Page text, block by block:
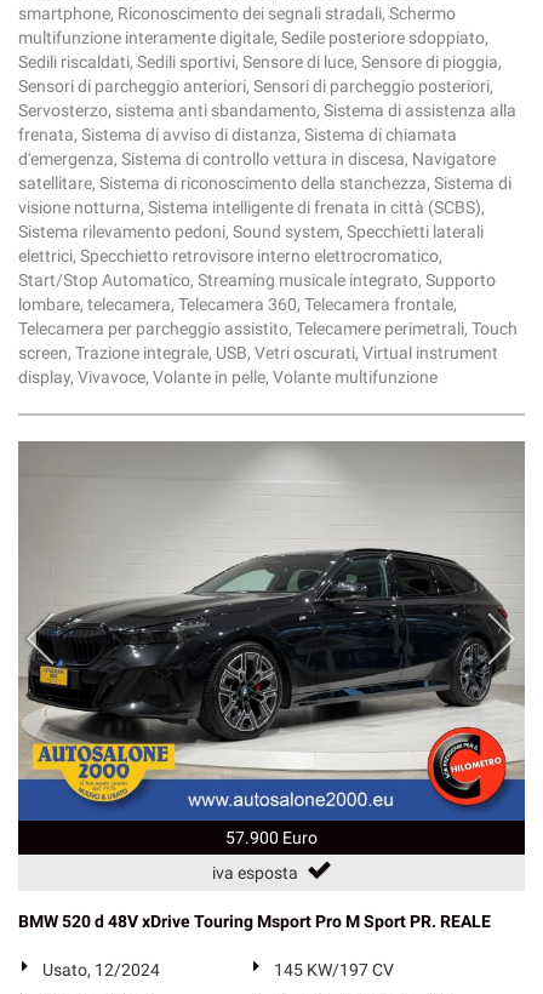
smartphone, Riconoscimento dei segnali stradali, Schermo
multifunzione interamente digitale, Sedile posteriore sdoppiato,
Sedili riscaldati, Sedili sportivi, Sensore di luce, Sensore di pioggia,
Sensori di parcheggio anteriori, Sensori di parcheggio posteriori,
Servosterzo, sistema anti sbandamento, Sistema di assistenza alla
frenata, Sistema di avviso di distanza, Sistema di chiamata
d'emergenza, Sistema di controllo vettura in discesa, Navigatore
satellitare, Sistema di riconoscimento della stanchezza, Sistema di
visione notturna, Sistema intelligente di frenata in città (SCBS),
Sistema rilevamento pedoni, Sound system, Specchietti laterali
elettrici, Specchietto retrovisore interno elettrocromatico,
Start/Stop Automatico, Streaming musicale integrato, Supporto
lombare, telecamera, Telecamera 360, Telecamera frontale,
Telecamera per parcheggio assistito, Telecamere perimetrali, Touch
screen, Trazione integrale, USB, Vetri oscurati, Virtual instrument
display, Vivavoce, Volante in pelle, Volante multifunzione
57.900 Euro
iva esposta
BMW 520 d 48V xDrive Touring Msport Pro M Sport PR. REALE
Usato, 12/2024
145 KW/197 CV